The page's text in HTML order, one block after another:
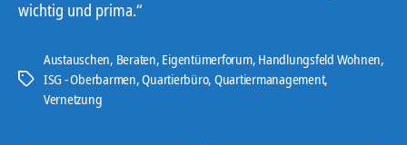
wichtig und prima.“
Schlagwörter
Austauschen, Beraten, Eigentümerforum, Handlungsfeld Wohnen,
ISG - Oberbarmen,Quartierbüro, Quartiermanagement,
Vernetzung